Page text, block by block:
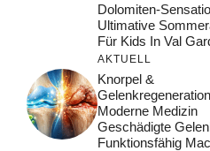
Dolomiten-
Ultimative
Für Kids In Val
AKTUELL
Knorpel &
Moderne Medizin
Geschädigte
Funktionsfähig